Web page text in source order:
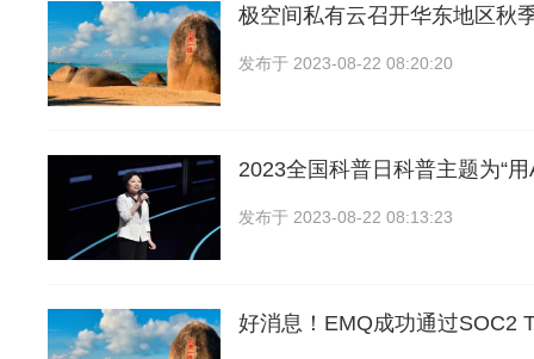
极空间私有云召开华东地区秋
发布于 2023-08-22 08:20:20
2023全国科普日科普主题为“
发布于 2023-08-22 08:13:23
好消息！EMQ成功通过SOC2